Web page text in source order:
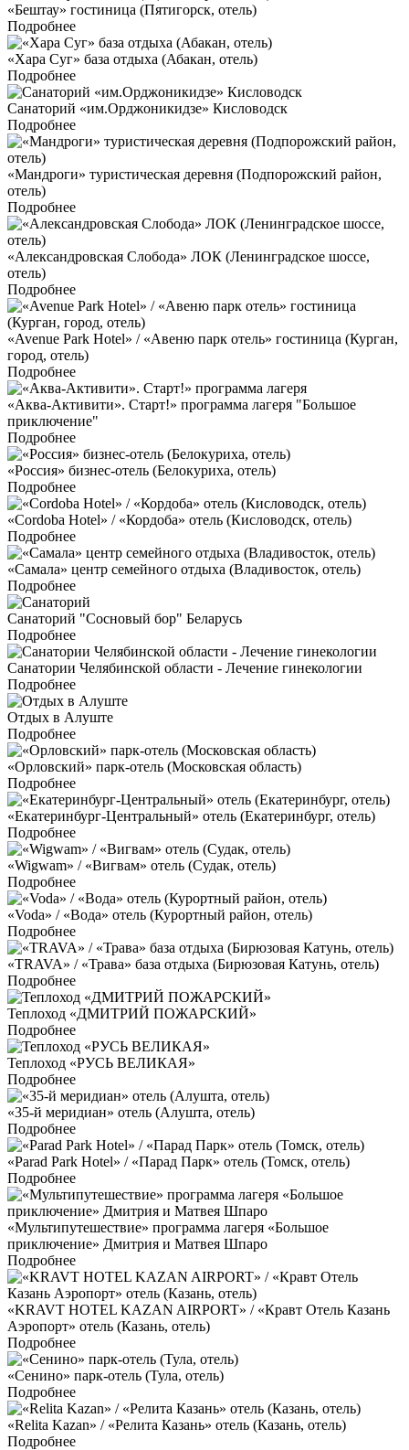
«Бештау» гостиница (Пятигорск, отель)
Подробнее
«Хара Суг» база отдыха (Абакан, отель)
Подробнее
Санаторий «им.Орджоникидзе» Кисловодск
Подробнее
«Мандроги» туристическая деревня (Подпорожский район,
отель)
Подробнее
«Александровская Слобода» ЛОК (Ленинградское шоссе,
отель)
Подробнее
«Avenue Park Hotel» / «Авеню парк отель» гостиница (Курган,
город, отель)
Подробнее
«Аква-Активити». Старт!» программа лагеря "Большое
приключение"
Подробнее
«Россия» бизнес-отель (Белокуриха, отель)
Подробнее
«Cordoba Hotel» / «Кордоба» отель (Кисловодск, отель)
Подробнее
«Самала» центр семейного отдыха (Владивосток, отель)
Подробнее
Санаторий "Сосновый бор" Беларусь
Подробнее
Санатории Челябинской области - Лечение гинекологии
Подробнее
Отдых в Алуште
Подробнее
«Орловский» парк-отель (Московская область)
Подробнее
«Екатеринбург-Центральный» отель (Екатеринбург, отель)
Подробнее
«Wigwam» / «Вигвам» отель (Судак, отель)
Подробнее
«Voda» / «Вода» отель (Курортный район, отель)
Подробнее
«TRAVA» / «Трава» база отдыха (Бирюзовая Катунь, отель)
Подробнее
Теплоход «ДМИТРИЙ ПОЖАРСКИЙ»
Подробнее
Теплоход «РУСЬ ВЕЛИКАЯ»
Подробнее
«35-й меридиан» отель (Алушта, отель)
Подробнее
«Parad Park Hotel» / «Парад Парк» отель (Томск, отель)
Подробнее
«Мультипутешествие» программа лагеря «Большое
приключение» Дмитрия и Матвея Шпаро
Подробнее
«KRAVT HOTEL KAZAN AIRPORT» / «Кравт Отель Казань
Аэропорт» отель (Казань, отель)
Подробнее
«Сенино» парк-отель (Тула, отель)
Подробнее
«Relita Kazan» / «Релита Казань» отель (Казань, отель)
Подробнее